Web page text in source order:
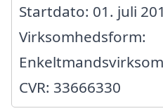
Startdato: 01. juli
Virksomhedsform:
CVR: 33666330